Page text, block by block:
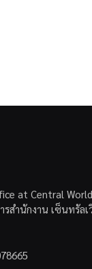
at Central World
สำนักงาน เซ็นทรัลเ